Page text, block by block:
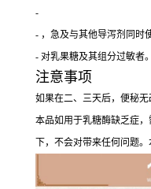
-
- ，急及与其他导泻剂同时
- 对乳果糖及其组分过敏者。
注意事项
如果在二、三天后，便秘无
本品如用于乳糖酶缺乏症
下，不会对带来任何问题。